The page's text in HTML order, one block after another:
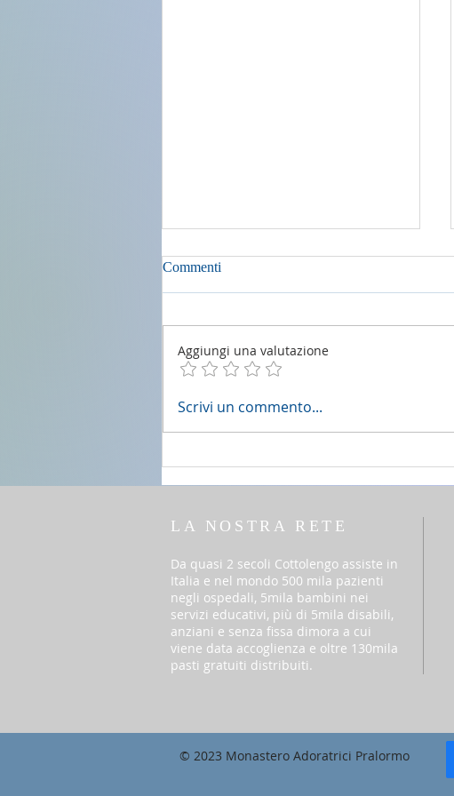
2 agosto 2026 - 18a Domenica
Commenti
Aggiungi una valutazione
Scrivi un commento...
LA NOSTRA RETE
Da quasi 2 secoli Cottolengo assiste in
Italia e nel mondo 500 mila pazienti
negli ospedali, 5mila bambini nei
servizi educativi, più di 5mila disabili,
anziani e senza fissa dimora a cui
viene data accoglienza e oltre 130mila
pasti gratuiti distribuiti.
© 2023 Monastero Adoratrici Pralormo